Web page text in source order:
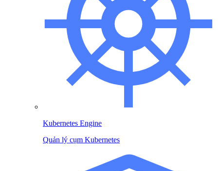
Kubernetes Engine
Quản lý cụm Kubernetes